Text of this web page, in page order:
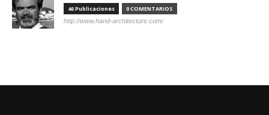
46 Publicaciones 0 COMENTARIOS
http://www.hand-architecture.com/